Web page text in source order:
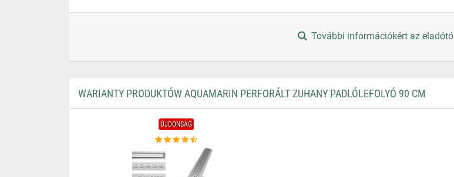
További információkért az eladótól
WARIANTY PRODUKTÓW AQUAMARIN PERFORÁLT ZUHANY PADLÓLEFOLYÓ 90 CM
ÚJDONSÁG